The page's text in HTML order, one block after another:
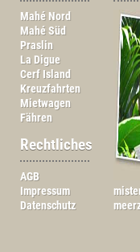
Mahé Nord
Mahé Süd
Praslin
La Digue
Cerf Island
Kreuzfahrten
Mietwagen
Fähren
Rechtliches
AGB
Impressum
Datenschutz